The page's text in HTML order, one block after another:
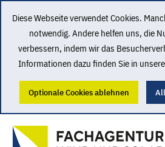
Diese Webseite verwendet Cookies.
notwendig. Andere helfen uns, die
verbessern, indem wir das
Informationen dazu finden Sie in
Optionale Cookies ablehnen